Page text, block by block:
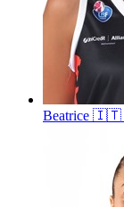
Beatrice 🇮🇹